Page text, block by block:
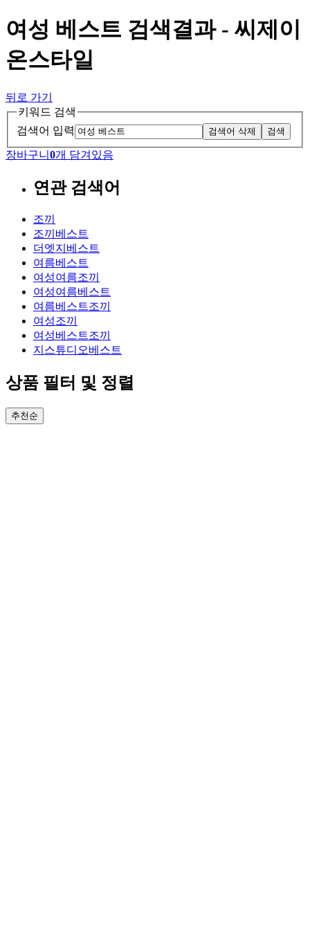
여성 베스트 검색결과 - 씨제이
온스타일
뒤로 가기
키워드 검색
검색어 입력
검색어 삭제 검색
장바구니 0개 담겨있음
연관 검색어
조끼
조끼베스트
더엣지베스트
여름베스트
여성여름조끼
여성여름베스트
여름베스트조끼
여성조끼
여성베스트조끼
지스튜디오베스트
상품 필터 및 정렬
추천순